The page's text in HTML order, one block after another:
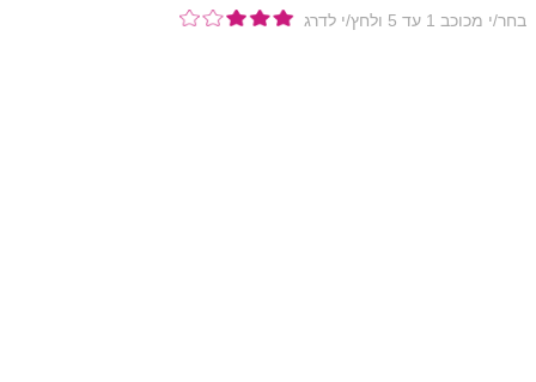
בחר/י מכוכב 1 עד 5 ולחץ/י לדרג